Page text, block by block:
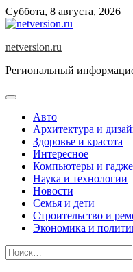
Skip
to
Суббота, 8 августа, 2026
netversion.ru
Региональный
Авто
Архитектура и
Здоровье и красота
Интересное
Компьютеры и
Наука и технологии
Новости
Семья и дети
Строительство и
Экономика и
Найти: